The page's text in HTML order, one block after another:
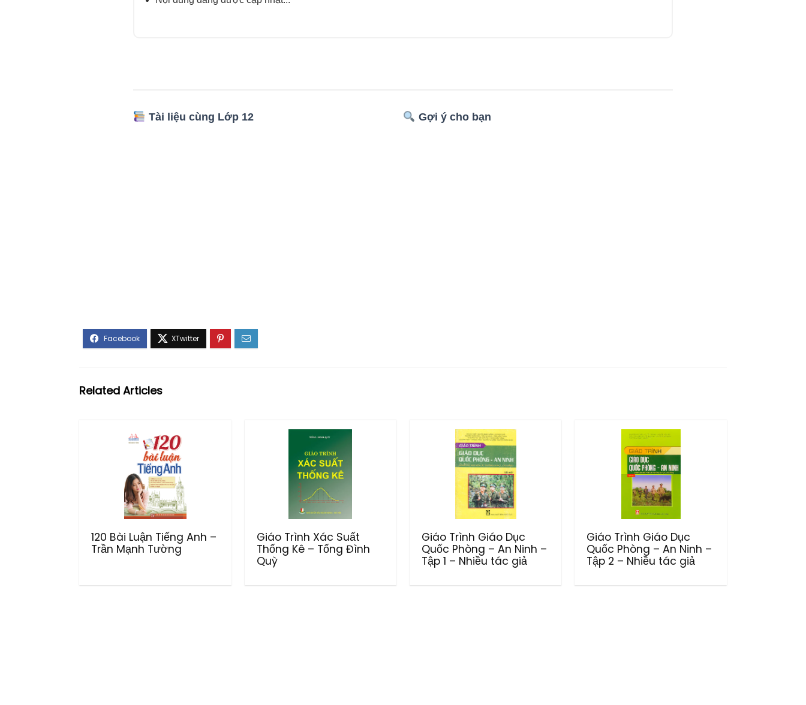
Tài liệu cùng Lớp 12 Gợi ý cho bạn
Related Articles
120 Bài Luận Tiếng Anh –
Trần Mạnh Tường
Giáo Trình Xác Suất
Thống Kê – Tống Đình
Quỳ
Giáo Trình Giáo Dục
Quốc Phòng – An Ninh –
Tập 1 – Nhiều tác giả
Giáo Trình Giáo Dục
Quốc Phòng – An Ninh –
Tập 2 – Nhiều tác giả